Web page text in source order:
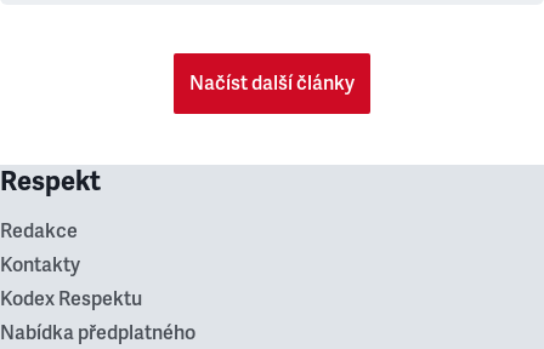
Načíst další články
Respekt
Redakce
Kontakty
Kodex Respektu
Nabídka předplatného